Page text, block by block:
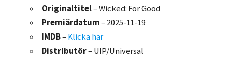
Originaltitel– Wicked: For Good
Premiärdatum– 2025-11-19
IMDB–Klicka här
Distributör– UIP/Universal